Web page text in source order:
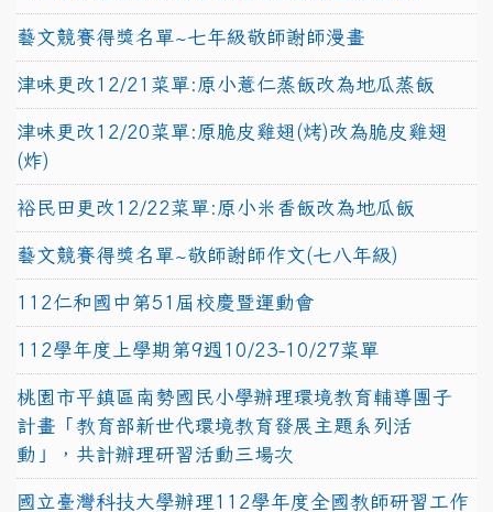
藝文競賽得獎名單~七年級敬師謝師漫畫
津味更改12/21菜單:原小薏仁蒸飯改為地瓜蒸飯
津味更改12/20菜單:原脆皮雞翅(烤)改為脆皮雞翅
(炸)
裕民田更改12/22菜單:原小米香飯改為地瓜飯
藝文競賽得獎名單~敬師謝師作文(七八年級)
112仁和國中第51屆校慶暨運動會
112學年度上學期第9週10/23-10/27菜單
桃園市平鎮區南勢國民小學辦理環境教育輔導團子
計畫「教育部新世代環境教育發展主題系列活
動」，共計辦理研習活動三場次
國立臺灣科技大學辦理112學年度全國教師研習工作